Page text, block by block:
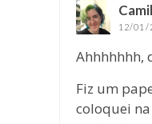
12/01/
Ahhhhhhh,
Fiz um
coloquei